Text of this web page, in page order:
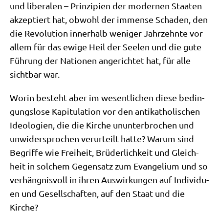
und libe­ra­len – Prin­zi­pi­en der moder­nen Staa­ten
akzep­tiert hat, obwohl der immense Scha­den, den
die Revo­lu­ti­on inner­halb weni­ger Jahr­zehn­te vor
allem für das ewi­ge Heil der See­len und die gute
Füh­rung der Natio­nen ange­rich­tet hat, für alle
sicht­bar war.
Wor­in besteht aber im wesent­li­chen die­se bedin­
gungs­lo­se Kapi­tu­la­ti­on vor den anti­ka­tho­li­schen
Ideo­lo­gien, die die Kir­che unun­ter­bro­chen und
unwi­der­spro­chen ver­ur­teilt hat­te? War­um sind
Begrif­fe wie Frei­heit, Brü­der­lich­keit und Gleich­
heit in sol­chem Gegen­satz zum Evan­ge­li­um und so
ver­häng­nis­voll in ihren Aus­wir­kun­gen auf Indi­vi­du­
en und Gesell­schaf­ten, auf den Staat und die
Kirche?